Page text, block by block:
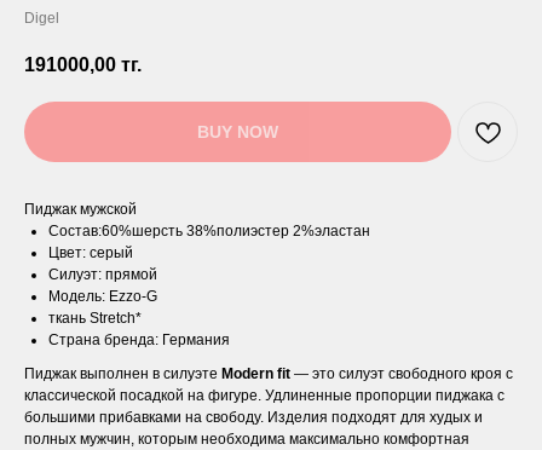
Digel
191000,00 тг.
BUY NOW
Пиджак мужской
Состав:60%шерсть 38%полиэстер 2%эластан
Цвет: серый
Силуэт: прямой
Модель: Ezzo-G
ткань Stretch*
Страна бренда: Германия
Пиджак выполнен в силуэте Modern fit — это силуэт свободного кроя с
классической посадкой на фигуре. Удлиненные пропорции пиджака с
большими прибавками на свободу. Изделия подходят для худых и
полных мужчин, которым необходима максимально комфортная